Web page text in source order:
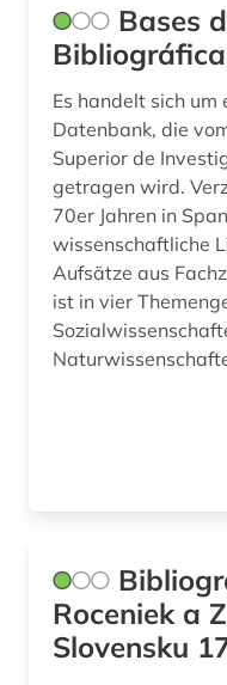
klima (1)
klimawandel (2)
kultur (2)
kulturerbe (1)
laborbuch (1)
laborheft (1)
latein (1)
Bases
Es handelt sich
Datenbank, die
Superior de
getragen wird.
70er Jahren in
wissenschaftliche
Aufsätze aus
ist in vier
Roceniek a
Slovensku